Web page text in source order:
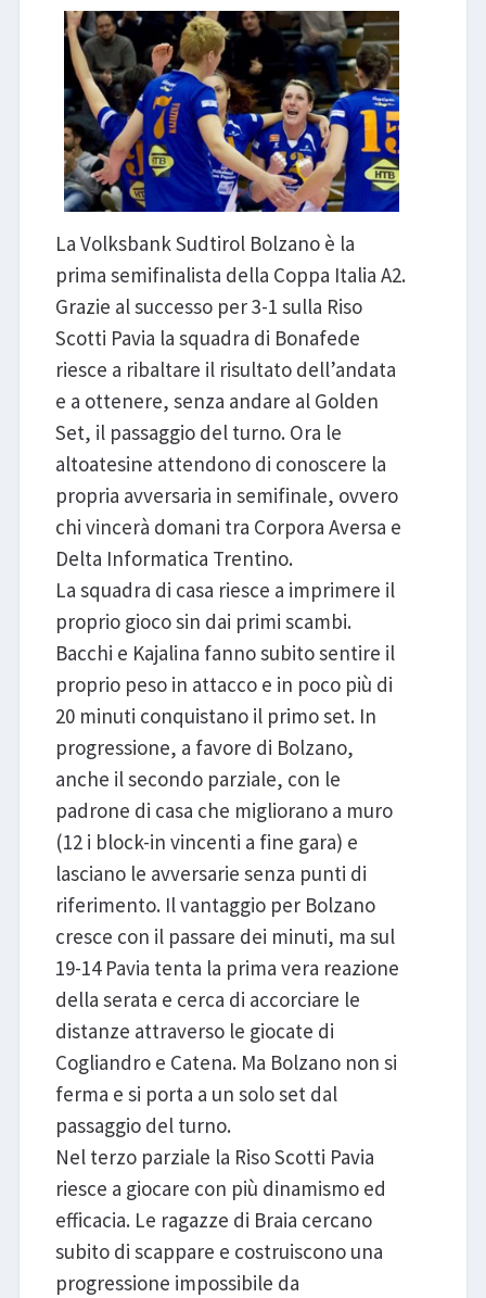
La Volksbank Sudtirol Bolzano è la
prima semifinalista della Coppa Italia A2.
Grazie al successo per 3-1 sulla Riso
Scotti Pavia la squadra di Bonafede
riesce a ribaltare il risultato dell’andata
e a ottenere, senza andare al Golden
Set, il passaggio del turno. Ora le
altoatesine attendono di conoscere la
propria avversaria in semifinale, ovvero
chi vincerà domani tra Corpora Aversa e
Delta Informatica Trentino.
La squadra di casa riesce a imprimere il
proprio gioco sin dai primi scambi.
Bacchi e Kajalina fanno subito sentire il
proprio peso in attacco e in poco più di
20 minuti conquistano il primo set. In
progressione, a favore di Bolzano,
anche il secondo parziale, con le
padrone di casa che migliorano a muro
(12 i block-in vincenti a fine gara) e
lasciano le avversarie senza punti di
riferimento. Il vantaggio per Bolzano
cresce con il passare dei minuti, ma sul
19-14 Pavia tenta la prima vera reazione
della serata e cerca di accorciare le
distanze attraverso le giocate di
Cogliandro e Catena. Ma Bolzano non si
ferma e si porta a un solo set dal
passaggio del turno.
Nel terzo parziale la Riso Scotti Pavia
riesce a giocare con più dinamismo ed
efficacia. Le ragazze di Braia cercano
subito di scappare e costruiscono una
progressione impossibile da